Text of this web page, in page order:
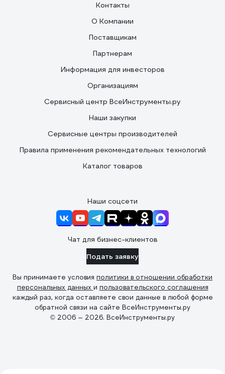
Контакты
О Компании
Поставщикам
Партнерам
Информация для инвесторов
Организациям
Сервисный центр ВсеИнструменты.ру
Наши закупки
Сервисные центры производителей
Правила применения рекомендательных технологий
Каталог товаров
Наши соцсети
Чат для бизнес-клиентов
Подать заявку
Вы принимаете условия политики в отношении обработки
персональных данных и пользовательского соглашения
каждый раз, когда оставляете свои данные в любой форме
обратной связи на сайте ВсеИнструменты.ру
© 2006 — 2026. ВсеИнструменты.ру